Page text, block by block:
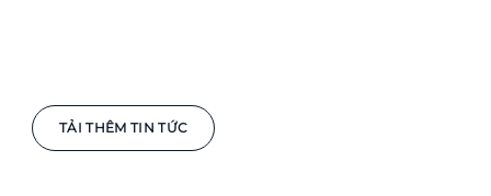
TẢI THÊM TIN TỨC